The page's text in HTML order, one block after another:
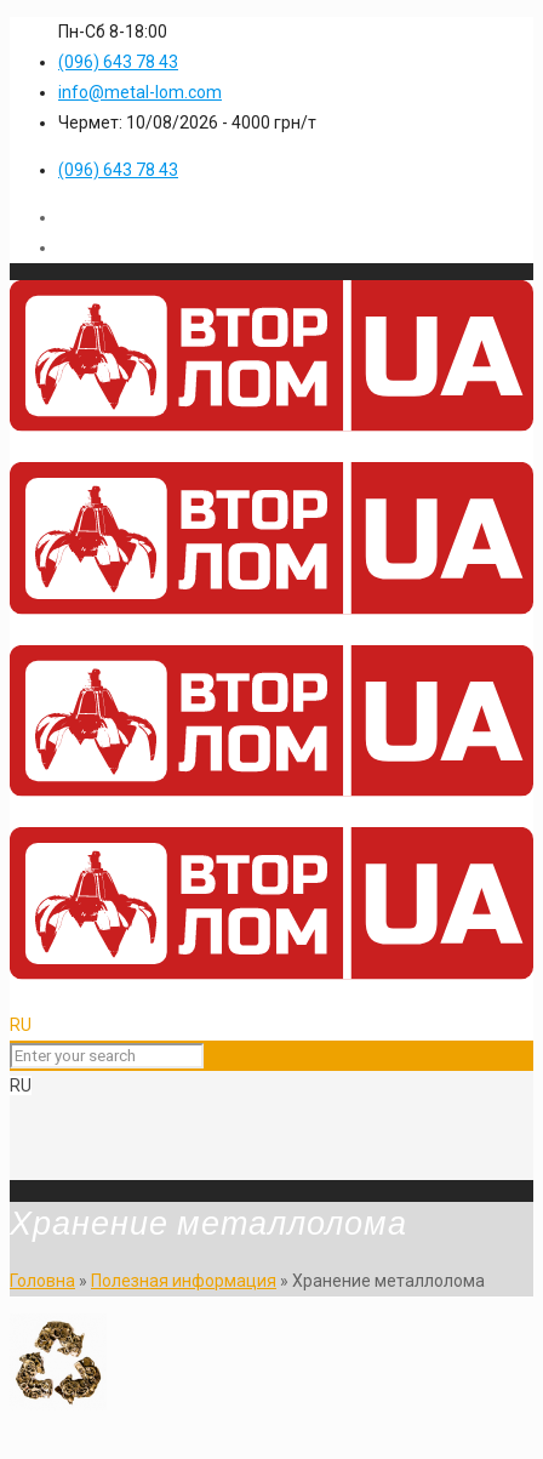
Пн-Сб 8-18:00
(096) 643 78 43
info@metal-lom.com
Чермет: 10/08/2026 - 4000 грн/т
(096) 643 78 43
RU
RU
Хранение металлолома
Головна » Полезная информация » Хранение металлолома